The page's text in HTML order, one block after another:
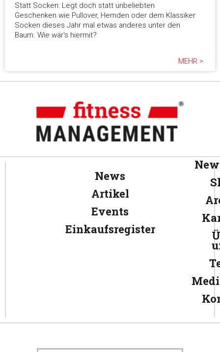
Statt Socken: Legt doch statt unbeliebten
Geschenken wie Pullover, Hemden oder dem Klassiker
Socken dieses Jahr mal etwas anderes unter den
Baum. Wie wär's hiermit?
MEHR >
News
Artikel
Events
Einkaufsregister